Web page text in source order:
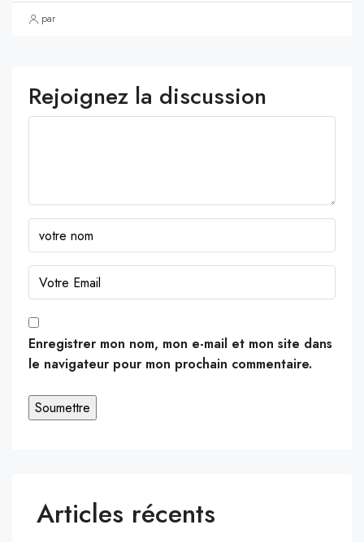
par
Rejoignez la discussion
Enregistrer mon nom, mon e-mail et mon site dans
le navigateur pour mon prochain commentaire.
Articles récents